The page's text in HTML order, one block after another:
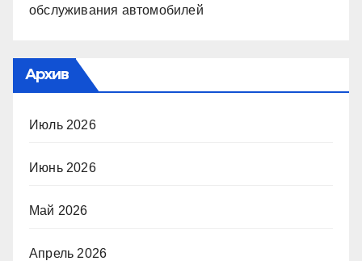
обслуживания автомобилей
Архив
Июль 2026
Июнь 2026
Май 2026
Апрель 2026